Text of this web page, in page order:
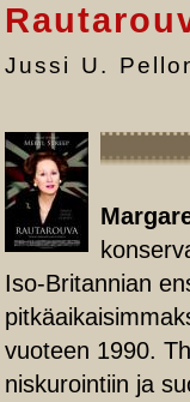
Jussi U.
Iso-Britannian
vuoteen 1990.
niskurointiin ja